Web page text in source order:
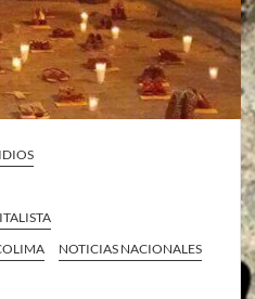
NOTICIAS NACIONALES